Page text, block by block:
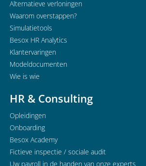
Alternatieve verloningen
Waarom overstappen?
Simulatietools
Besox HR Analytics
Klantervaringen
Modeldocumenten
Wie is wie
HR & Consulting
Opleidingen
Onboarding
Besox Academy
Fictieve inspectie / sociale audit
Uw payroll in de handen van onze experts